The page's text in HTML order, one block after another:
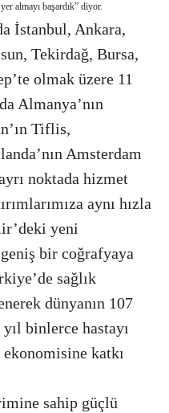
almayı başardık” diyor.
İstanbul, Ankara,
Tekirdağ, Bursa,
olmak üzere 11
Almanya’nın
Tiflis,
Amsterdam
noktada hizmet
aynı hızla
yeni
bir coğrafyaya
sağlık
dünyanın 107
binlerce hastayı
katkı
sahip güçlü